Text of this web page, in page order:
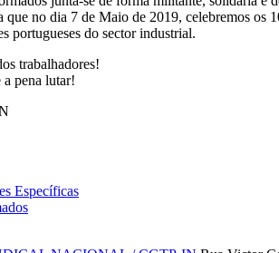
que no dia 7 de Maio de 2019, celebremos os
portugueses do sector industrial.
trabalhadores!
a pena lutar!
Específicas